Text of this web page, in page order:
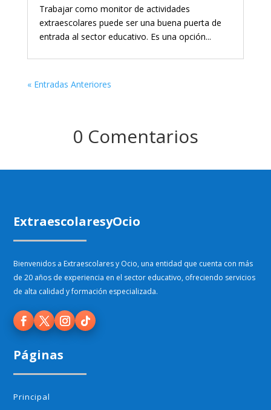
Trabajar como monitor de actividades
extraescolares puede ser una buena puerta de
entrada al sector educativo. Es una opción...
« Entradas Anteriores
0 Comentarios
ExtraescolaresyOcio
Bienvenidos a Extraescolares y Ocio, una entidad que cuenta con más
de 20 años de experiencia en el sector educativo, ofreciendo servicios
de alta calidad y formación especializada.
Páginas
Principal